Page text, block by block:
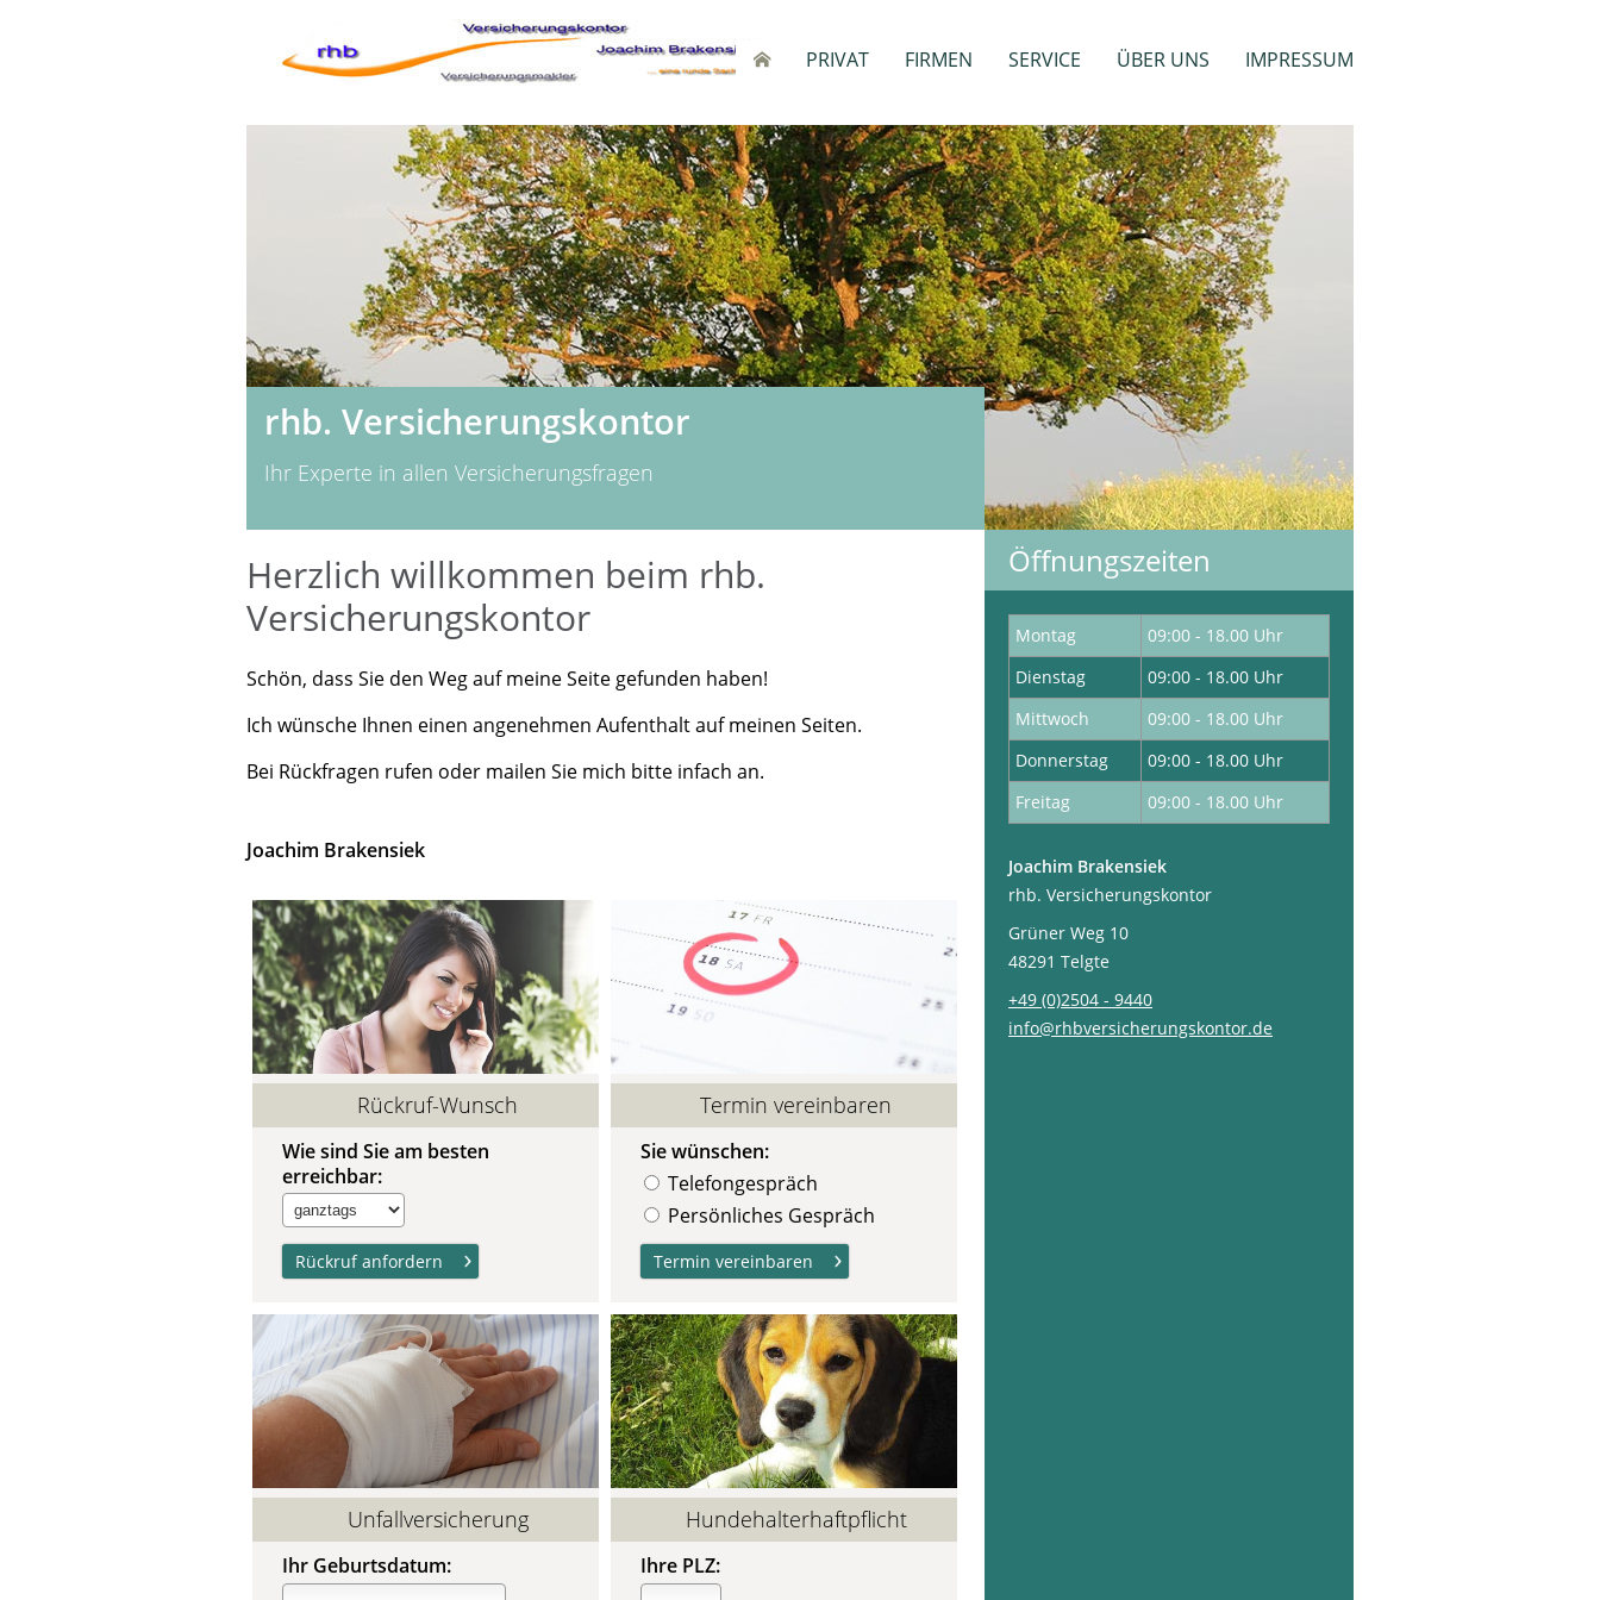
PRIVAT FIRMEN SERVICE ÜBER UNS IMPRESSUM
rhb. Versicherungskontor
Ihr Experte in allen Versicherungsfragen
Öffnungszeiten
Montag
09:00 - 18.00 Uhr
Dienstag
09:00 - 18.00 Uhr
Mittwoch
09:00 - 18.00 Uhr
Donnerstag
09:00 - 18.00 Uhr
Freitag
09:00 - 18.00 Uhr
Joachim Brakensiek
rhb. Versicherungskontor
Grüner Weg 10
48291 Telgte
+49 (0)2504 - 9440
info@rhbversicherungskontor.de
Herzlich willkommen beim rhb.
Versicherungskontor
Schön, dass Sie den Weg auf meine Seite gefunden haben!
Ich wünsche Ihnen einen angenehmen Aufenthalt auf meinen Seiten.
Bei Rückfragen rufen oder mailen Sie mich bitte infach an.
Joachim Brakensiek
Rückruf-Wunsch
Wie sind Sie am besten
erreichbar:
Termin vereinbaren
Sie wünschen:
Telefongespräch
Persönliches Gespräch
Unfallversicherung
Ihr Geburtsdatum:
Hundehalterhaftpflicht
Ihre PLZ: